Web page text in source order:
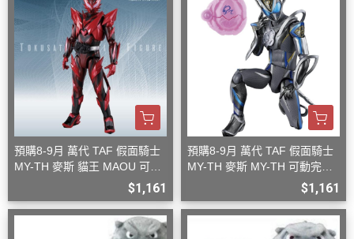
預購8-9月 萬代 TAF 假面騎士
MY-TH 麥斯 貓王 MAOU 可動
$1,161
預購8-9月 萬代 TAF 假面騎士
MY-TH 麥斯 MY-TH 可動完成
$1,161